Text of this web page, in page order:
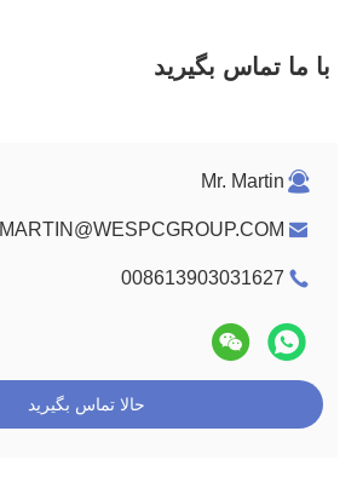
با ما تماس بگیرید
Mr. Martin
MARTIN@WESPCGROUP.COM
008613903031627
حالا تماس بگیرید